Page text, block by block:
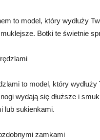
to model, który wydłuży
Botki te świetnie
to model, który
wydają się dłuższe i
lub sukienkami.
zamkami